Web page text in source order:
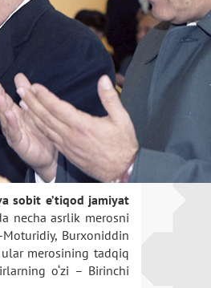
sobit e’tiqod jamiyat
necha asrlik merosni
Burxoniddin
merosining tadqiq
o‘zi – Birinchi